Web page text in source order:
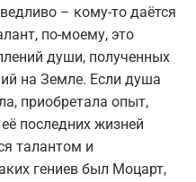
– кому-то даётся
по-моему, это
души, полученных
на Земле. Если душа
приобретала опыт,
последних жизней
талантом и
гениев был Моцарт,